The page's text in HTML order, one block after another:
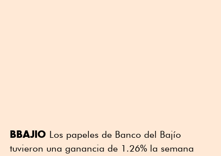
BBAJIO Los papeles de Banco del Bajío
tuvieron una ganancia de 1.26% la semana